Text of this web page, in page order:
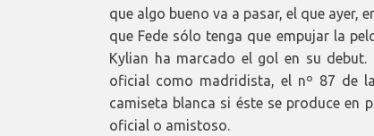
que algo bueno va a pasar, el que ayer,
que Fede sólo tenga que empujar la
Kylian ha marcado el gol en su
oficial como madridista, el nº 87 de
camiseta blanca si éste se produce
oficial o amistoso.